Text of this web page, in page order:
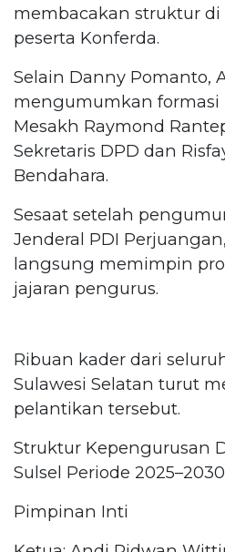
membacakan struktur di
peserta Konferda.
Selain Danny Pomanto,
mengumumkan formasi
Mesakh Raymond
Sekretaris DPD dan
Bendahara.
Sesaat setelah
Jenderal PDI
langsung memimpin
jajaran pengurus.
Ribuan kader dari
Sulawesi Selatan turut
pelantikan tersebut.
Struktur Kepengurusan
Sulsel Periode 2025–2030
Pimpinan Inti